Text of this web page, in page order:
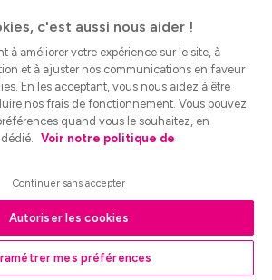
c'est aussi nous aider !
à améliorer votre expérience sur le site, à
et à ajuster nos communications en faveur
En les acceptant, vous nous aidez à être
nos frais de fonctionnement. Vous pouvez
quand vous le souhaitez, en
Voir notre politique de
Continuer sans accepter
Autoriser les cookies
mes préférences